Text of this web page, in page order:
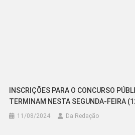
INSCRIÇÕES PARA O CONCURSO
TERMINAM NESTA SEGUNDA-FEIRA
11/08/2024 Da Redação